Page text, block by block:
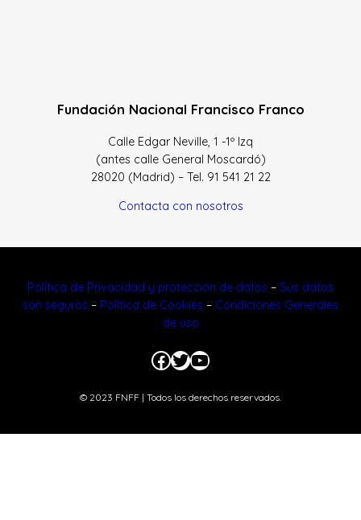
Fundación Nacional Francisco Franco
Calle Edgar Neville, 1 -1º Izq
(antes calle General Moscardó)
28020 (Madrid) – Tel. 91 541 21 22
Contacta con nosotros
Política de Privacidad y protección de datos – Sus datos
son seguros – Política de Cookies – Condiciones Generales
de uso
Facebook
Twitter
YouTube
© 2023 FNFF | Todos los derechos reservados.